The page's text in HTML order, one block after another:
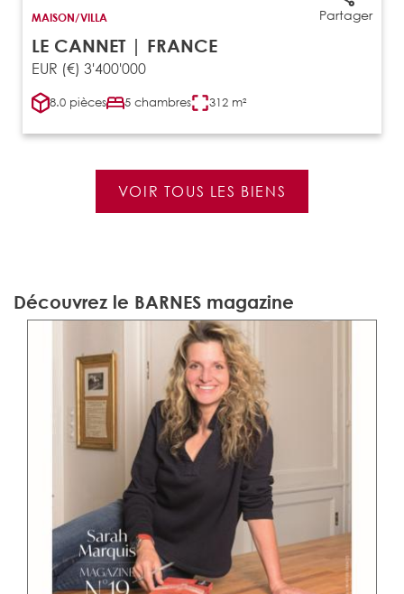
Partager
MAISON/VILLA
LE CANNET | FRANCE
EUR (€) 3'400'000
8.0 pièces 5 chambres 312 m²
VOIR TOUS LES BIENS
Découvrez le BARNES magazine